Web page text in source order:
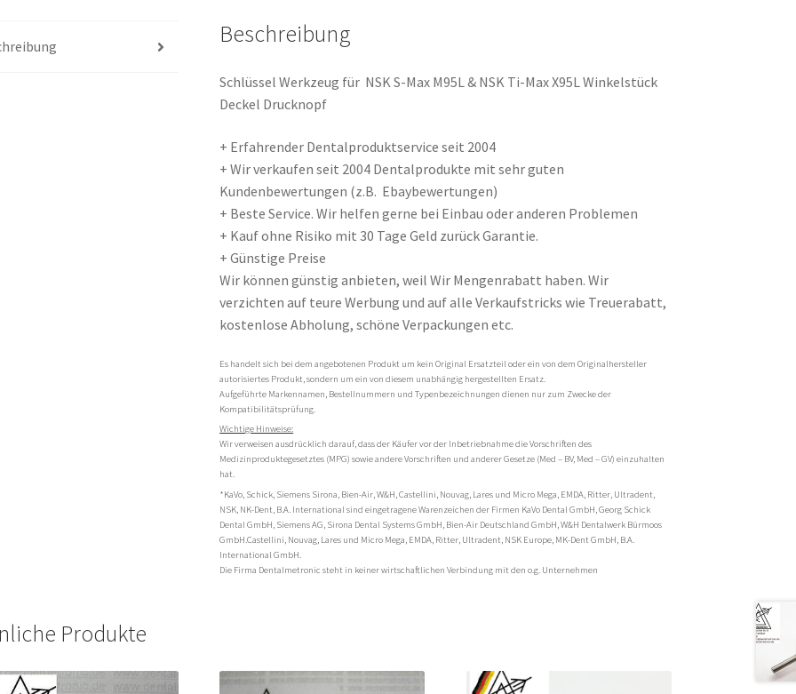
X95L
Winkelstück
Drucknopf
Menge
Beschreibung
Schlüssel Werkzeug für NSK S-Max M95L & NSK Ti-Max X95L Winkelstück
Deckel Drucknopf
+ Erfahrender Dentalproduktservice seit 2004
+ Wir verkaufen seit 2004 Dentalprodukte mit sehr guten
Kundenbewertungen (z.B. Ebaybewertungen)
+ Beste Service. Wir helfen gerne bei Einbau oder anderen Problemen
+ Kauf ohne Risiko mit 30 Tage Geld zurück Garantie.
+ Günstige Preise
Wir können günstig anbieten, weil Wir Mengenrabatt haben. Wir
verzichten auf teure Werbung und auf alle Verkaufstricks wie Treuerabatt,
kostenlose Abholung, schöne Verpackungen etc.
Es handelt sich bei dem angebotenen Produkt um kein Original Ersatzteil oder ein von dem Originalhersteller
autorisiertes Produkt, sondern um ein von diesem unabhängig hergestellten Ersatz.
Aufgeführte Markennamen, Bestellnummern und Typenbezeichnungen dienen nur zum Zwecke der
Kompatibilitätsprüfung.
Wichtige Hinweise:
Wir verweisen ausdrücklich darauf, dass der Käufer vor der Inbetriebnahme die Vorschriften des
Medizinproduktegesetztes (MPG) sowie andere Vorschriften und anderer Gesetze (Med – BV, Med – GV) einzuhalten
hat.
*KaVo, Schick, Siemens Sirona, Bien-Air, W&H, Castellini, Nouvag, Lares und Micro Mega, EMDA, Ritter, Ultradent,
NSK, NK-Dent, B.A. International sind eingetragene Warenzeichen der Firmen KaVo Dental GmbH, Georg Schick
Dental GmbH, Siemens AG, Sirona Dental Systems GmbH, Bien-Air Deutschland GmbH, W&H Dentalwerk Bürmoos
GmbH.Castellini, Nouvag, Lares und Micro Mega, EMDA, Ritter, Ultradent, NSK Europe, MK-Dent GmbH, B.A.
International GmbH.
Die Firma Dentalmetronic steht in keiner wirtschaftlichen Verbindung mit den o.g. Unternehmen
Produkte